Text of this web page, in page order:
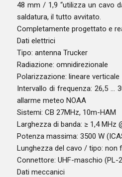
48 mm / 1,9 “utilizza un cavo
saldatura, il tutto avvitato.
Completamente progettato e
Dati elettrici
Tipo: antenna Trucker
Radiazione: omnidirezionale
Polarizzazione: lineare verticale
Intervallo di frequenza: 26,5 …
allarme meteo NOAA
Sistemi: CB 27MHz, 10m-HAM
Larghezza di banda: ≥ 1,4 MHz
Potenza massima: 3500 W
Lunghezza del cavo / tipo: non
Connettore: UHF-maschio (PL-
Dati meccanici